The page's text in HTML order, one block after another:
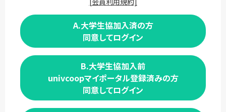
A.大学生協加入済の方
同意してログイン
B.大学生協加入前
univcoopマイポータル登録済みの方
同意してログイン